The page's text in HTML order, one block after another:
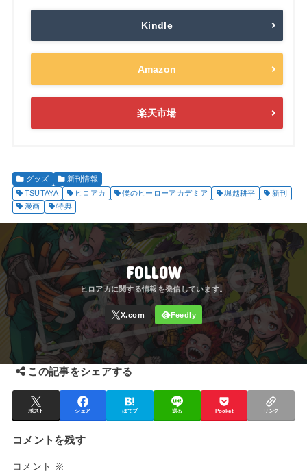
Kindle
Amazon
楽天市場
グッズ
新刊情報
TSUTAYA
ヒロアカ 僕のヒーローアカデミア 堀越耕平
新刊
漫画
特典
FOLLOW
この記事をシェアする
ポスト シェア はてブ 送る Pocket リンク
コメントを残す
コメント ※